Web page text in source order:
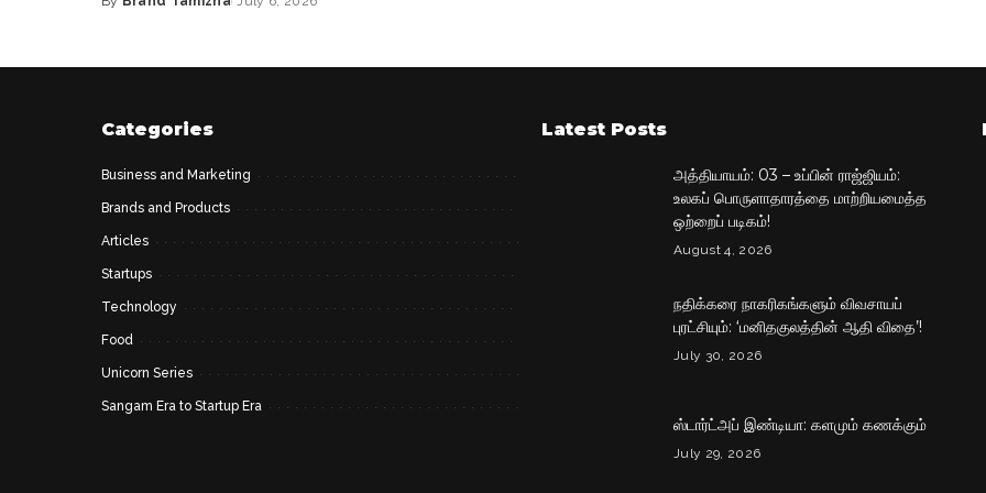
Posted
Categories
Business and Marketing
Brands and Products
Articles
Startups
Technology
Food
Unicorn Series
Sangam Era to Startup Era
Latest Posts
அத்தியாயம்: 03 – உப்பின் ராஜ்ஜியம்:
உலகப் பொருளாதாரத்தை மாற்றியமைத்த
ஒற்றைப் படிகம்!
August 4, 2026
நதிக்கரை நாகரிகங்களும் விவசாயப்
புரட்சியும்: ‘மனிதகுலத்தின் ஆதி விதை’!
July 30, 2026
ஸ்டார்ட்அப் இண்டியா: களமும் கணக்கும்
July 29, 2026